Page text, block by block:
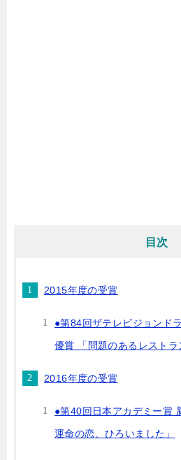
目次
2015年度の受賞
●第84回ザテレビジョンド
優賞 「問題のあるレストラ
2016年度の受賞
●第40回日本アカデミー賞
運命の恋、ひろいました」